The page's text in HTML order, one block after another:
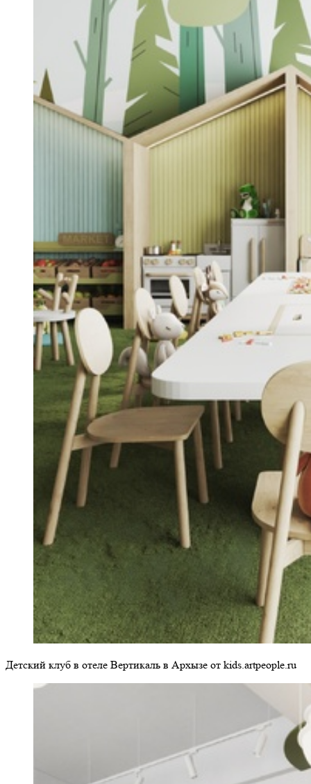
Детский клуб в отеле Вертикаль в Архызе от kids.artpeople.ru